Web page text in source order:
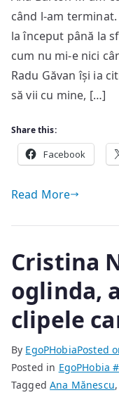
scrierile
lui
Radu
Găvan:
partea
când l-am
la început până la
cum nu mi-e nici
Radu Găvan își ia
să vii cu mine, […]
Share this:
Facebook
Read More
Cristina
oglinda,
clipele
By EgoPHobiaPosted
Posted in EgoPHobia
TaggedAna Mănescu